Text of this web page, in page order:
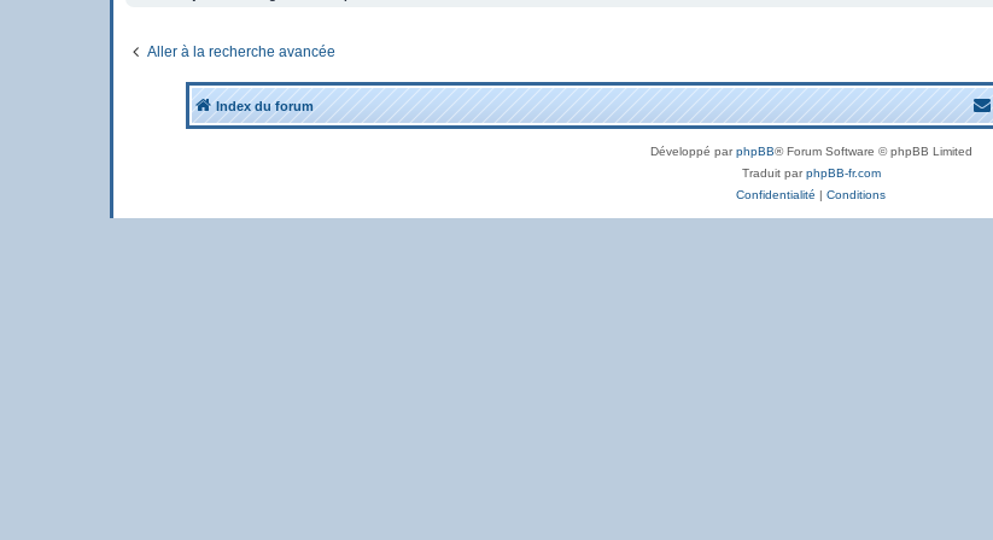
Aller à la recherche avancée
Index du forum
Développé parphpBB® Forum Software © phpBB Limited
Traduit parphpBB-fr.com
Confidentialité | Conditions